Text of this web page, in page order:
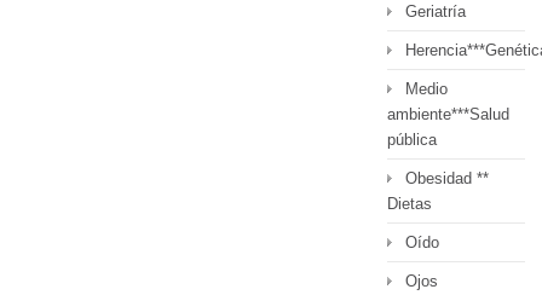
Geriatría
Medio
ambiente***Salud
pública
Obesidad **
Dietas
Oído
Ojos